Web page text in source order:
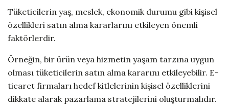
Tüketicilerin yaş, meslek, ekonomik durumu gibi kişisel
özellikleri satın alma kararlarını etkileyen önemli
faktörlerdir.
Örneğin, bir ürün veya hizmetin yaşam tarzına uygun
olması tüketicilerin satın alma kararını etkileyebilir. E-
ticaret firmaları hedef kitlelerinin kişisel özelliklerini
dikkate alarak pazarlama stratejilerini oluşturmalıdır.